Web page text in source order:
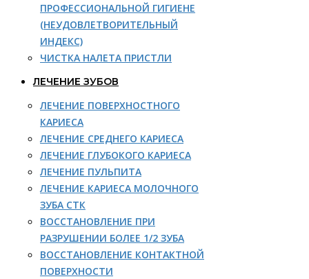
ПРОФЕССИОНАЛЬНОЙ ГИГИЕНЕ
(НЕУДОВЛЕТВОРИТЕЛЬНЫЙ
ИНДЕКС)
ЧИСТКА НАЛЕТА ПРИСТЛИ
ЛЕЧЕНИЕ ЗУБОВ
ЛЕЧЕНИЕ ПОВЕРХНОСТНОГО
КАРИЕСА
ЛЕЧЕНИЕ СРЕДНЕГО КАРИЕСА
ЛЕЧЕНИЕ ГЛУБОКОГО КАРИЕСА
ЛЕЧЕНИЕ ПУЛЬПИТА
ЛЕЧЕНИЕ КАРИЕСА МОЛОЧНОГО
ЗУБА СТК
ВОССТАНОВЛЕНИЕ ПРИ
РАЗРУШЕНИИ БОЛЕЕ 1/2 ЗУБА
ВОССТАНОВЛЕНИЕ КОНТАКТНОЙ
ПОВЕРХНОСТИ